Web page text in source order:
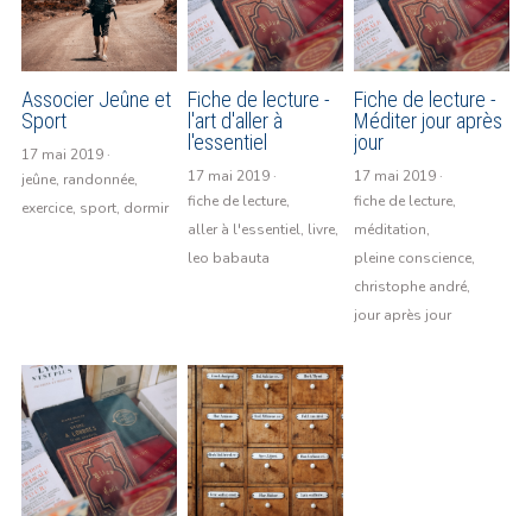
Associer Jeûne et
Sport
17 mai 2019·
jeûne, randonnée,
exercice, sport, dormir
Fiche de lecture -
l'art d'aller à
l'essentiel
17 mai 2019·
fiche de lecture,
aller à l'essentiel, livre,
leo babauta
Fiche de lecture -
Méditer jour après
jour
17 mai 2019·
fiche de lecture,
méditation,
pleine conscience,
christophe andré,
jour après jour